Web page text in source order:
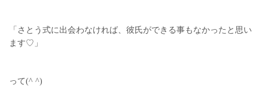
「さとう式に出会わなければ、彼氏ができる事もなかったと思い
ます♡」
って(^ ^)